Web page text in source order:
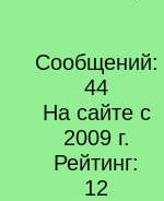
Сообщений:
44
На сайте с
2009 г.
Рейтинг:
12